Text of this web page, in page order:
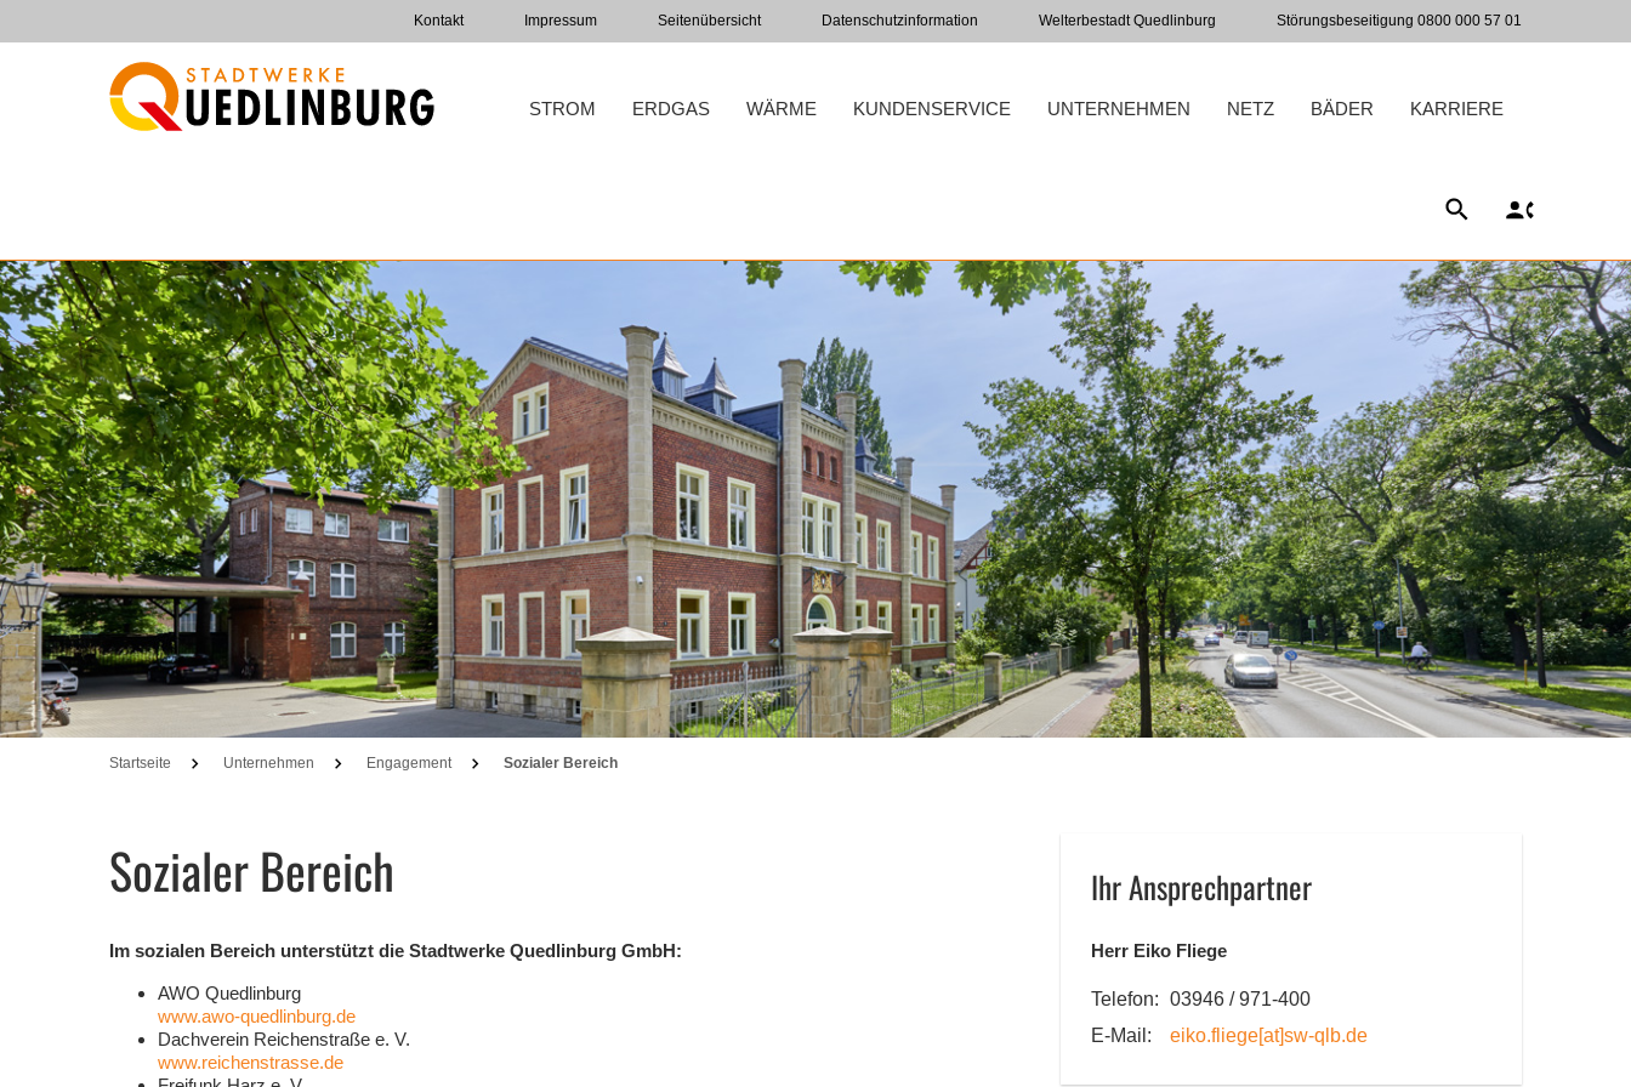
Kontakt Impressum Seitenübersicht Datenschutzinformation Welterbestadt Quedlinburg Störungsbeseitigung 0800 000 57 01
STROM ERDGAS WÄRME KUNDENSERVICE UNTERNEHMEN NETZ BÄDER KARRIERE
SUCHEKONTAKT
Startseite Unternehmen Engagement Sozialer Bereich
Sozialer Bereich
Im sozialen Bereich unterstützt die Stadtwerke Quedlinburg GmbH:
AWO Quedlinburg
www.awo-quedlinburg.de
Dachverein Reichenstraße e. V.
www.reichenstrasse.de
Ihr Ansprechpartner
Herr Eiko Fliege
Telefon: 03946 / 971-400
E-Mail:
eiko.fliege[at]sw-qlb.de